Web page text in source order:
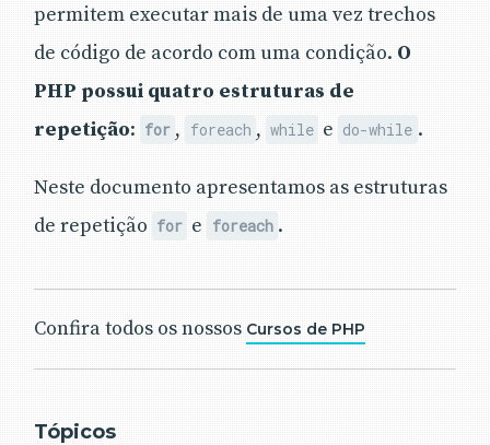
permitem executar mais de uma vez trechos
de código de acordo com uma condição. O
PHP possui quatro estruturas de
repetição: for , foreach , while e do-while .
Neste documento apresentamos as estruturas
de repetição for e foreach .
Confira todos os nossos Cursos de PHP
Tópicos